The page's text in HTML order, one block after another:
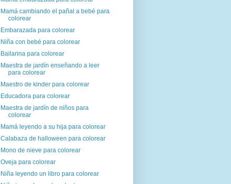
Mamá cambiando el pañal a bebé para
colorear
Embarazada para colorear
Niña con bebé para colorear
Bailarina para colorear
Maestra de jardín enseñando a leer
para colorear
Maestro de kinder para colorear
Educadora para colorear
Maestra de jardín de niños para
colorear
Mamá leyendo a su hija para colorear
Calabaza de halloween para colorear
Mono de nieve para colorear
Oveja para colorear
Niña leyendo un libro para colorear